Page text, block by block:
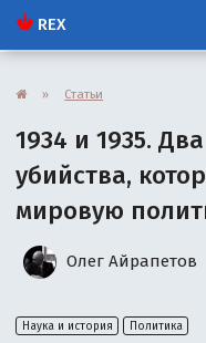
REX
» Статьи
1934 и 1935.
убийства,
мировую
Олег Айрапетов
Наука и история Политика